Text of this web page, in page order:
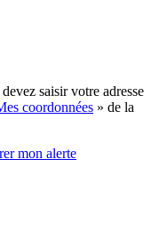
saisir votre adresse
coordonnées » de la
mon alerte